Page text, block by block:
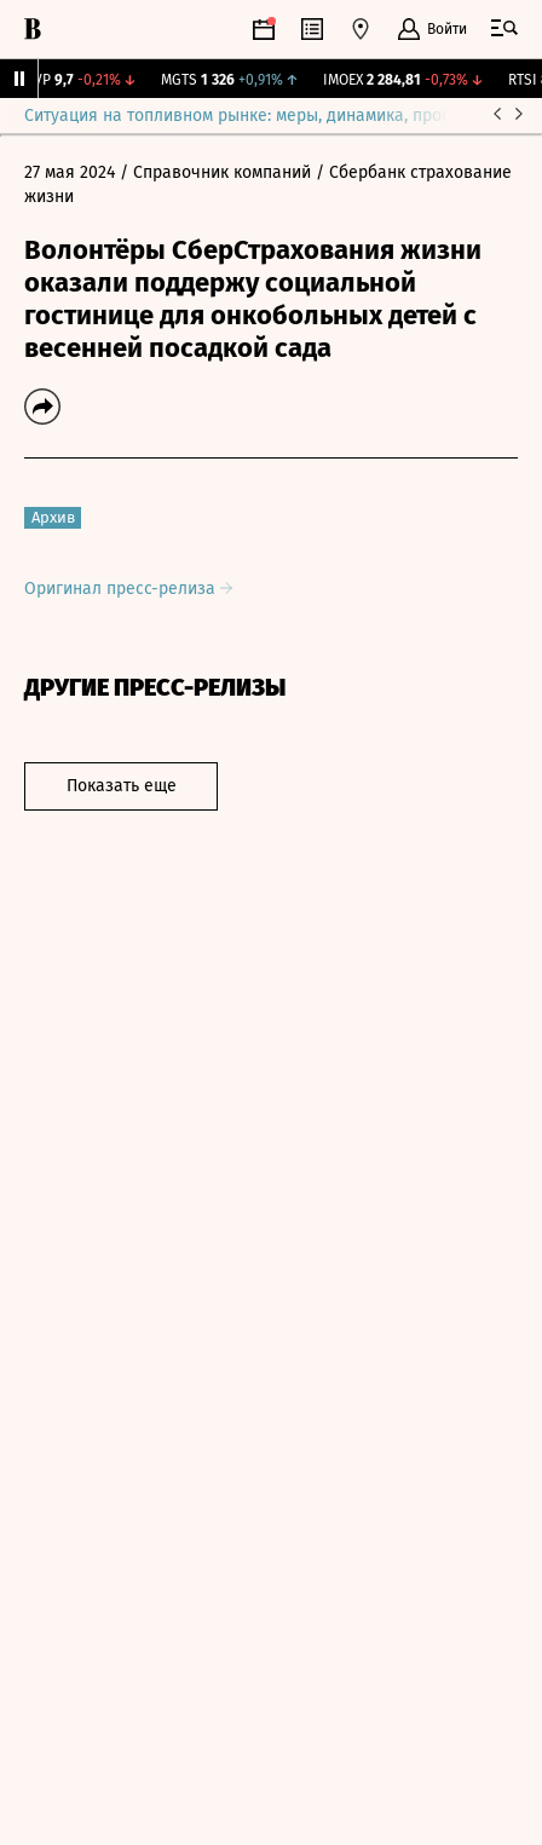
Войти
9,7 -0,21% ↓ MGTS 1 326 +0,91% ↑ IMOEX 2 284,81 -0,73%↓ RTSI
Ситуация на топливном рынке: меры, динамика, прогнозы
27 мая 2024 / Справочник компаний / Сбербанк страхование
жизни
Волонтёры СберСтрахования жизни
оказали поддержу социальной
гостинице для онкобольных детей с
весенней посадкой сада
Архив
Оригинал пресс-релиза
ДРУГИЕ ПРЕСС-РЕЛИЗЫ
Показать еще